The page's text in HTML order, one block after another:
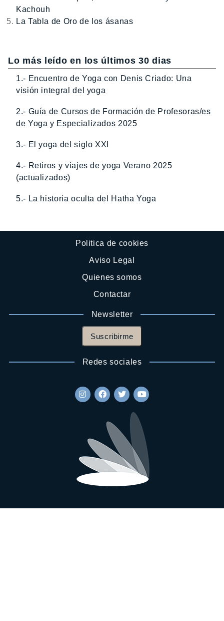
Kachouh
La Tabla de Oro de los ásanas
Lo más leído en los últimos 30 dias
1.- Encuentro de Yoga con Denis Criado: Una
visión integral del yoga
2.- Guía de Cursos de Formación de Profesoras/es
de Yoga y Especializados 2025
3.- El yoga del siglo XXI
4.- Retiros y viajes de yoga Verano 2025
(actualizados)
5.- La historia oculta del Hatha Yoga
Politica de cookies
Aviso Legal
Quienes somos
Contactar
Newsletter
Suscribirme
Redes sociales